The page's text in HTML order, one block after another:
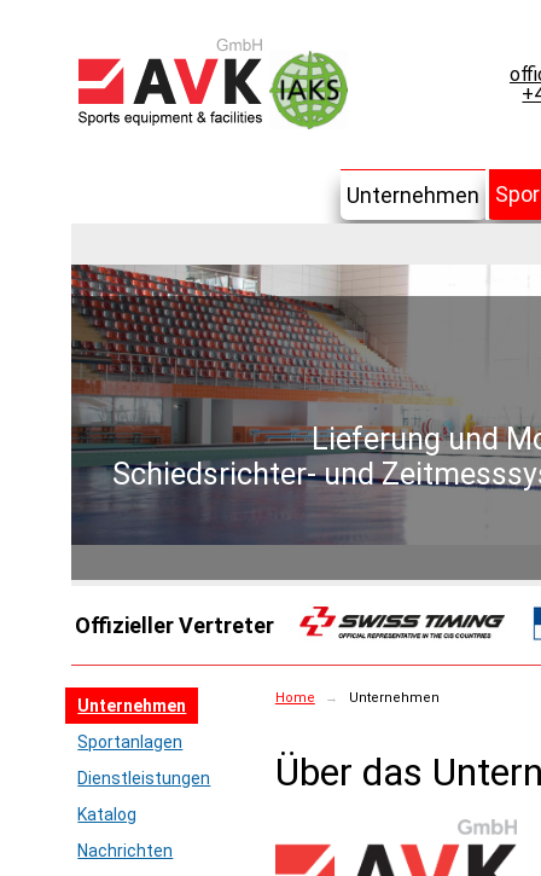
Unternehmen
Lieferung und
Schiedsrichter- und
Offizieller Vertreter
Unternehmen
Sportanlagen
Dienstleistungen
Katalog
Nachrichten
Home → Unternehmen
Über das